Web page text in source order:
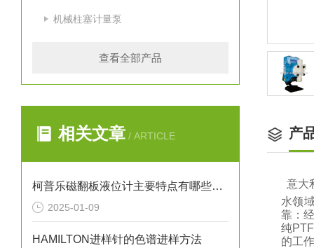
机械柱塞计量泵
查看全部产品
相关文章 / ARTICLE
柯普乐磁翻板液位计主要特点有哪些呢？
2025-01-09
HAMILTON进样针的色谱进样方法
产
意大
水领
靠：
纯
的工